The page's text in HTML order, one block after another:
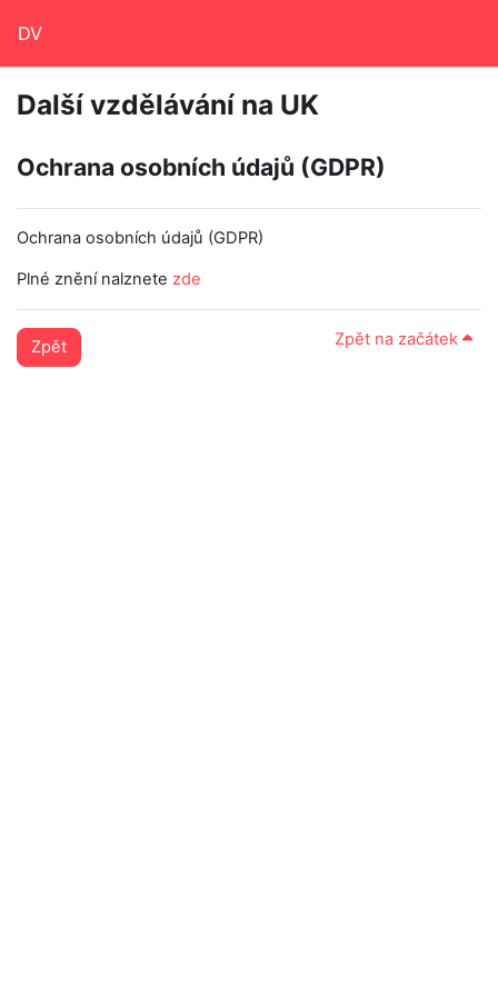
DV
Další vzdělávání na UK
Ochrana osobních údajů (GDPR)
Ochrana osobních údajů (GDPR)
Plné znění nalznete zde
Zpět Zpět na začátek